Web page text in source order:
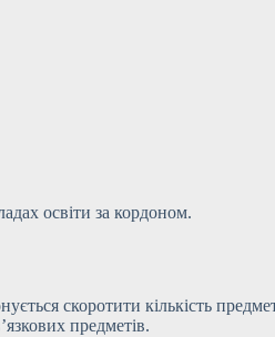
освіти за кордоном.
скоротити кількість
предметів.